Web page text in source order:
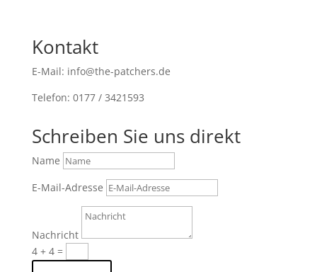
Kontakt
E-Mail: info@the-patchers.de
Telefon: 0177 / 3421593
Schreiben Sie uns direkt
Name
E-Mail-Adresse
Nachricht
4 + 4=